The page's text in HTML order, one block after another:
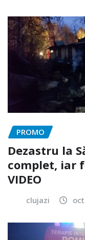
PROMO
Dezastru la
complet, iar
VIDEO
clujazi